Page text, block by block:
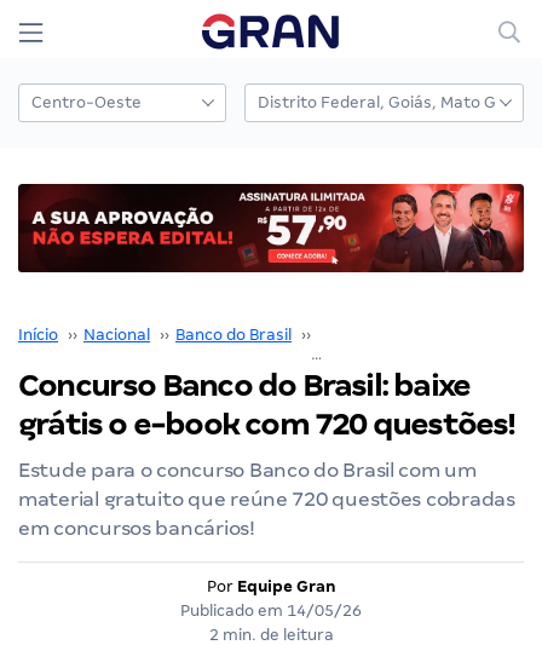
Início ›› Nacional ›› Banco do Brasil ››
Concurso Banco do Brasil: baixe
grátis o e-book com 720 questões!
Estude para o concurso Banco do Brasil com um
material gratuito que reúne 720 questões cobradas
em concursos bancários!
Por Equipe Gran
Publicado em 14/05/26
2 min. de leitura